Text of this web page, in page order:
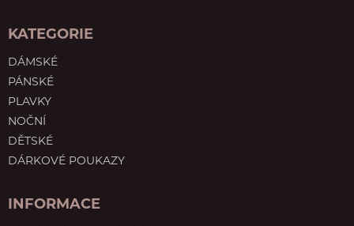
KATEGORIE
DÁMSKÉ
PÁNSKÉ
PLAVKY
NOČNÍ
DĚTSKÉ
DÁRKOVÉ POUKAZY
INFORMACE